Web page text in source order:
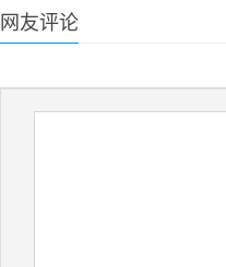
网友评论